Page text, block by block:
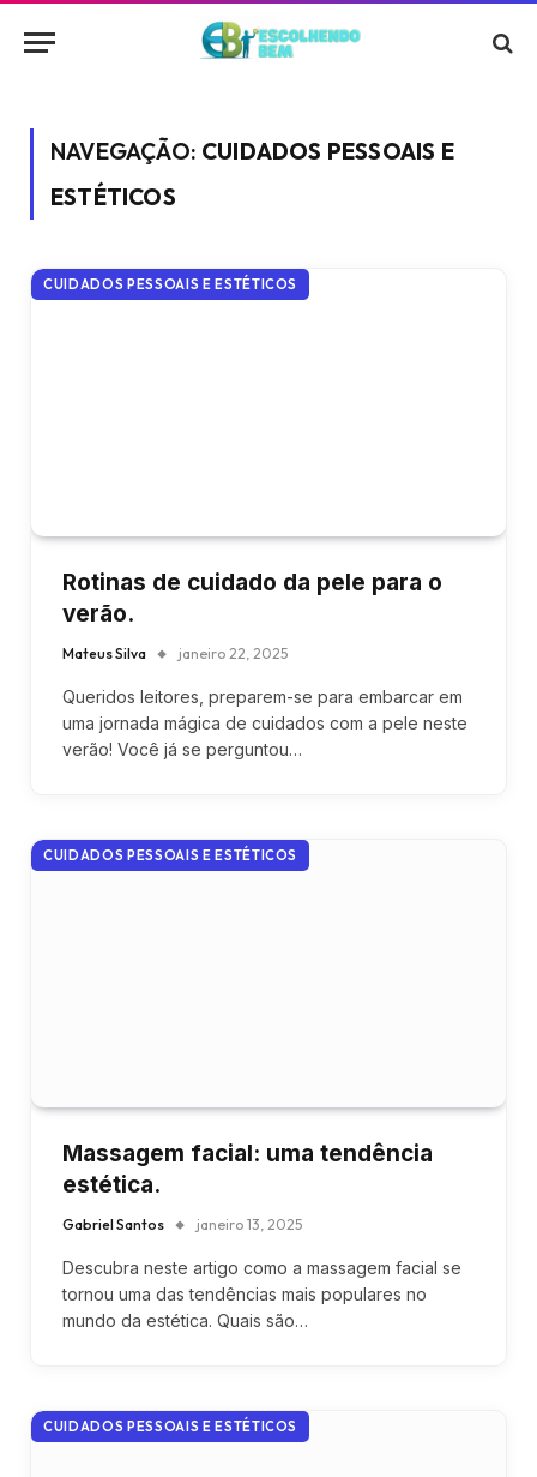
NAVEGAÇÃO: CUIDADOS PESSOAIS E
ESTÉTICOS
CUIDADOS PESSOAIS E ESTÉTICOS
Rotinas de cuidado da pele para o
verão.
Mateus Silva janeiro 22, 2025
Queridos leitores, preparem-se para embarcar em
uma jornada mágica de cuidados com a pele neste
verão! Você já se perguntou…
CUIDADOS PESSOAIS E ESTÉTICOS
Massagem facial: uma tendência
estética.
Gabriel Santos janeiro 13, 2025
Descubra neste artigo como a massagem facial se
tornou uma das tendências mais populares no
mundo da estética. Quais são…
CUIDADOS PESSOAIS E ESTÉTICOS